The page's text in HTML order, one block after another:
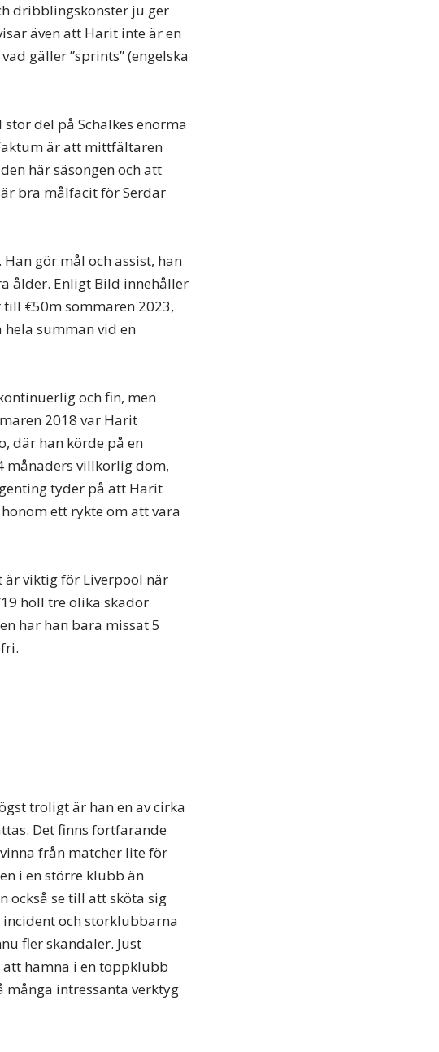
dribblingskonster ju ger
även att Harit inte är en
gäller ”sprints” (engelska
del på Schalkes enorma
är att mittfältaren
här säsongen och att
bra målfacit för Serdar
gör mål och assist, han
ålder. Enligt Bild innehåller
€50m sommaren 2023,
summan vid en
och fin, men
2018 var Harit
där han körde på en
månaders villkorlig dom,
tyder på att Harit
ett rykte om att vara
är viktig för Liverpool när
höll tre olika skador
har han bara missat 5
troligt är han en av cirka
Det finns fortfarande
från matcher lite för
i en större klubb än
också se till att sköta sig
och storklubbarna
fler skandaler. Just
hamna i en toppklubb
många intressanta verktyg